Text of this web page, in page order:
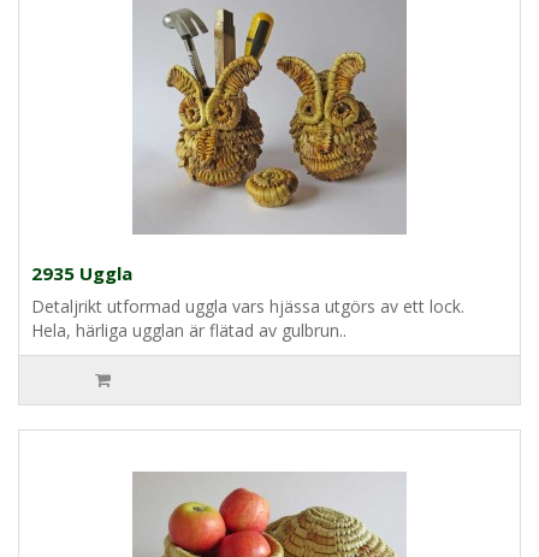
2935 Uggla
Detaljrikt utformad uggla vars hjässa utgörs av ett lock.
Hela, härliga ugglan är flätad av gulbrun..